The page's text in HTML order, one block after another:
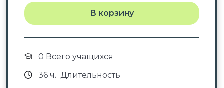
В корзину
0 Всего учащихся
36ч. Длительность